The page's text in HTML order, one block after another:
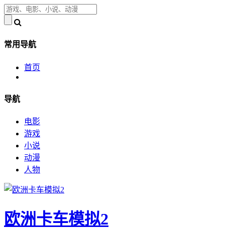
常用导航
首页
导航
电影
游戏
小说
动漫
人物
欧洲卡车模拟2